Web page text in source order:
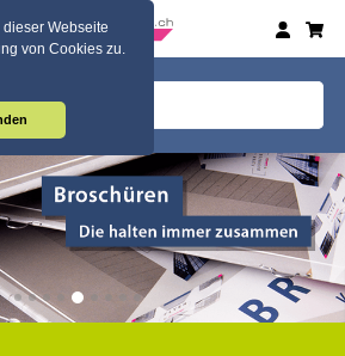
Webseite
von Cookies zu.